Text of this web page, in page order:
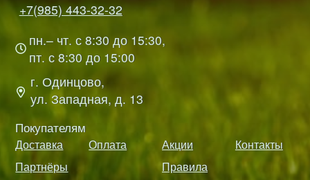
+7(985) 443-32-32
пн.– чт. с 8:30 до 15:30,
пт. с 8:30 до 15:00
г. Одинцово,
ул. Западная, д. 13
Покупателям
Доставка Оплата Акции
Контакты
Партнёры
Правила